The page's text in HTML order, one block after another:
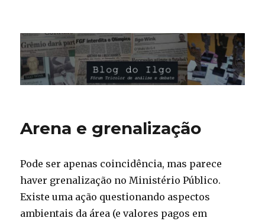
Blog do Ilgo Wink
Arena e grenalização
Pode ser apenas coincidência, mas parece
haver grenalização no Ministério Público.
Existe uma ação questionando aspectos
ambientais da área (e valores pagos em